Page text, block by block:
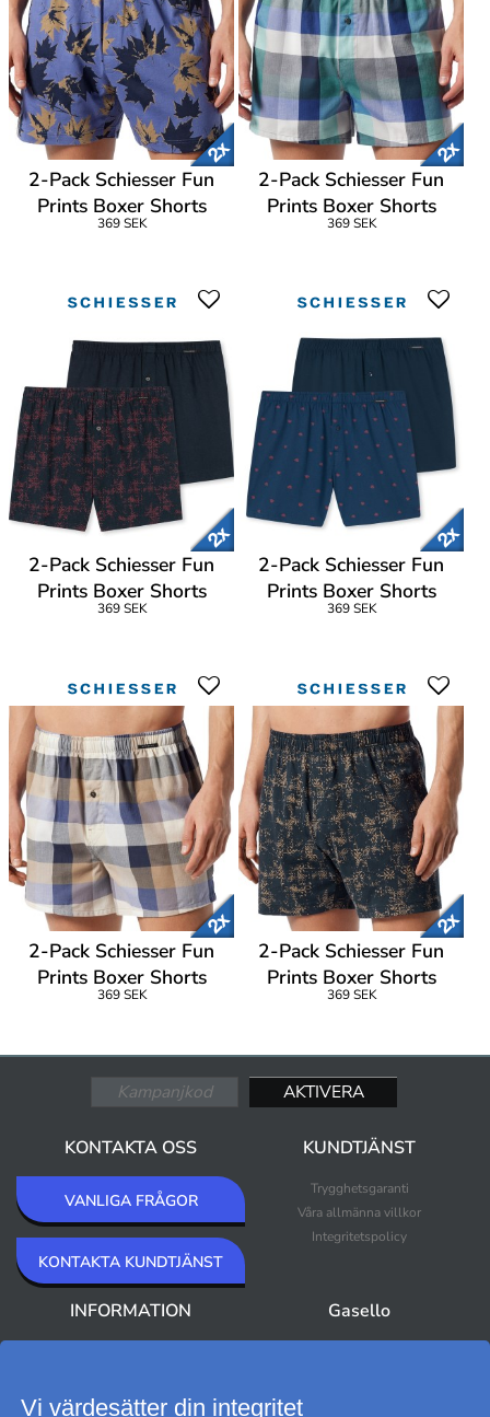
2-Pack Schiesser Fun
Prints Boxer Shorts
369 SEK
2-Pack Schiesser Fun
Prints Boxer Shorts
369 SEK
2-Pack Schiesser Fun
Prints Boxer Shorts
369 SEK
2-Pack Schiesser Fun
Prints Boxer Shorts
369 SEK
2-Pack Schiesser Fun
Prints Boxer Shorts
369 SEK
2-Pack Schiesser Fun
Prints Boxer Shorts
369 SEK
KONTAKTA OSS
VANLIGA FRÅGOR
KONTAKTA KUNDTJÄNST
KUNDTJÄNST
Trygghetsgaranti
Våra allmänna villkor
Integritetspolicy
INFORMATION Gasello
Vi värdesätter din integritet